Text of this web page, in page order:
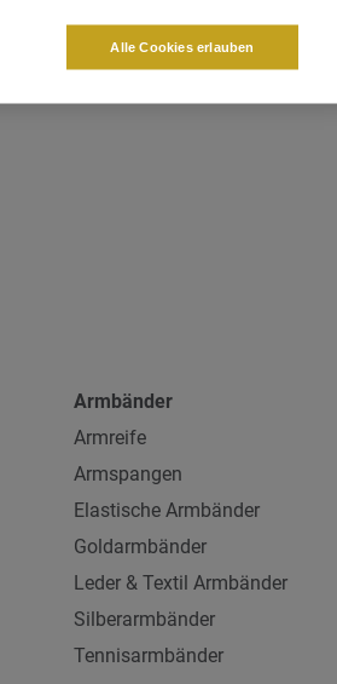
Armbänder
Armreife
Armspangen
Elastische Armbänder
Goldarmbänder
Leder & Textil Armbänder
Silberarmbänder
Tennisarmbänder
Alle Cookies erlauben